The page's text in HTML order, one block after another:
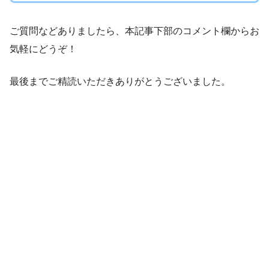
ご質問などありましたら、本記事下部のコメント欄からお
気軽にどうぞ！
最後までご精読いただきありがとうございました。